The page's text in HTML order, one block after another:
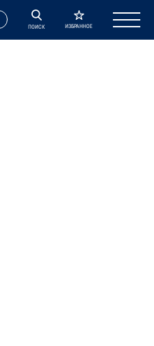
ПОИСК ИЗБРАННОЕ